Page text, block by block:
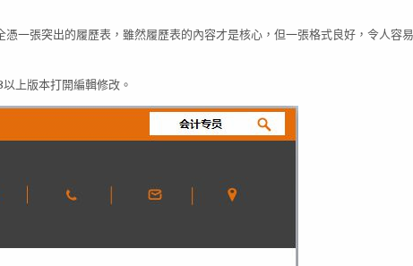
一張突出的履歷表，雖然履歷表的內容才是核心，但一張格式良好，令人容
上版本打開編輯修改。